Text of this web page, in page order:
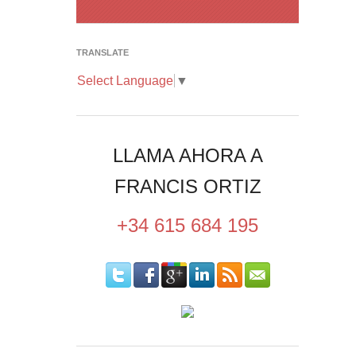
TRANSLATE
Select Language ▼
LLAMA AHORA A
FRANCIS ORTIZ
+34 615 684 195